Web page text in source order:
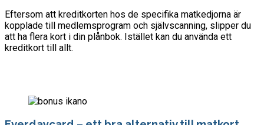
Eftersom att kreditkorten hos de specifika matkedjorna är
kopplade till medlemsprogram och självscanning, slipper du
att ha flera kort i din plånbok. Istället kan du använda ett
kreditkort till allt.